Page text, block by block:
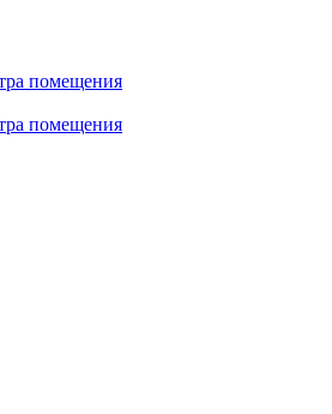
помещения
помещения